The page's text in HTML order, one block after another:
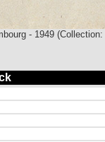
- 1949 (Collection: